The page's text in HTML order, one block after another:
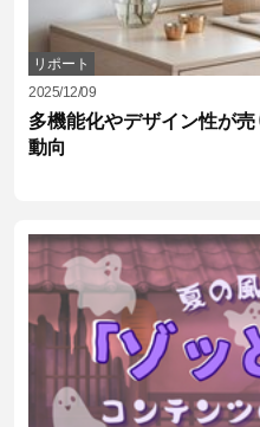
リポート
2025/12/09
多機能化やデザイン性が
動向